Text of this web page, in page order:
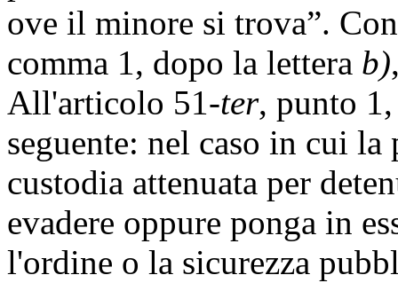
ove il minore si trova”.
comma 1, dopo la lettera b)
All'articolo 51-ter, punto
seguente: nel caso in cui
custodia attenuata per
evadere oppure ponga in
l'ordine o la sicurezza